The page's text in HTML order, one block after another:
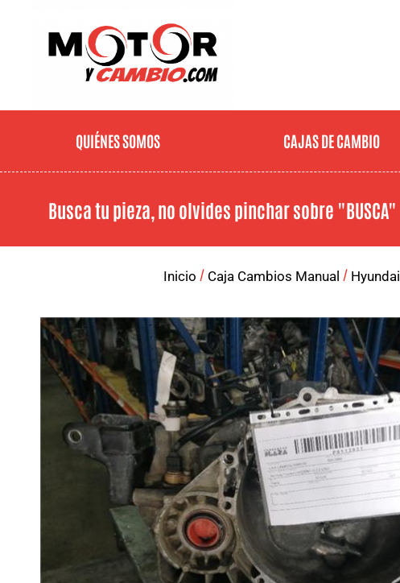
QUIÉNES SOMOS CAJAS DE CAMBIO
Busca tu pieza, no olvides pinchar sobre "BUSCA"
Inicio / Caja Cambios Manual / Hyundai